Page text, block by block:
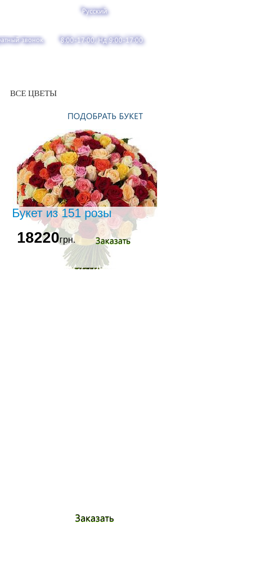
Русский
звонок 8:00-17:00, Нд 9:00-17:00
ВСЕ ЦВЕТЫ
ПОДОБРАТЬ БУКЕТ
Букет из 151 розы
18220грн. Заказать
Заказать